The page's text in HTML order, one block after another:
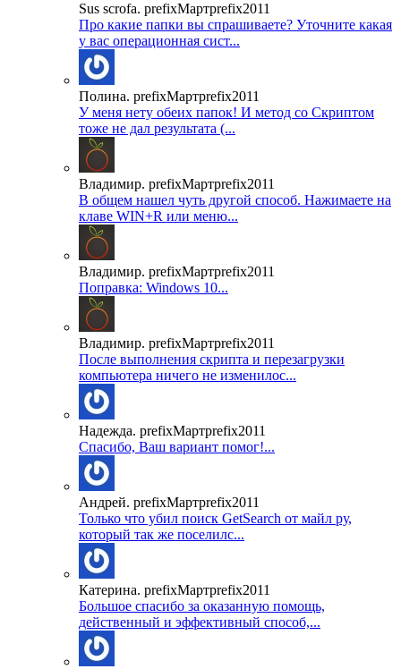
Sus scrofa. prefixМартprefix2011
Про какие папки вы спрашиваете? Уточните какая
у вас операционная сист...
Полина. prefixМартprefix2011
У меня нету обеих папок! И метод со Скриптом
тоже не дал результата (...
Владимир. prefixМартprefix2011
В общем нашел чуть другой способ. Нажимаете на
клаве WIN+R или меню...
Владимир. prefixМартprefix2011
Поправка: Windows 10...
Владимир. prefixМартprefix2011
После выполнения скрипта и перезагрузки
компьютера ничего не изменилос...
Надежда. prefixМартprefix2011
Спасибо, Ваш вариант помог!...
Андрей. prefixМартprefix2011
Только что убил поиск GetSearch от майл ру,
который так же поселилс...
Катерина. prefixМартprefix2011
Большое спасибо за оказанную помощь,
действенный и эффективный способ,...